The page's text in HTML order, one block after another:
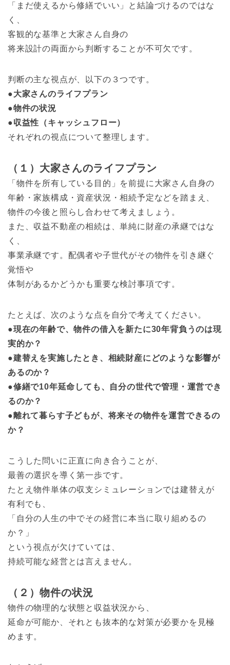
「まだ使えるから修繕でいい」と結論づけるのではな
く、
客観的な基準と大家さん自身の
将来設計の両面から判断することが不可欠です。
判断の主な視点が、以下の３つです。
●大家さんのライフプラン
●物件の状況
●収益性（キャッシュフロー）
それぞれの視点について整理します。
（１）大家さんのライフプラン
「物件を所有している目的」を前提に大家さん自身の
年齢・家族構成・資産状況・相続予定などを踏まえ、
物件の今後と照らし合わせて考えましょう。
また、収益不動産の相続は、単純に財産の承継ではな
く、
事業承継です。配偶者や子世代がその物件を引き継ぐ
覚悟や
体制があるかどうかも重要な検討事項です。
たとえば、次のような点を自分で考えてください。
●現在の年齢で、物件の借入を新たに30年背負うのは現
実的か？
●建替えを実施したとき、相続財産にどのような影響が
あるのか？
●修繕で10年延命しても、自分の世代で管理・運営でき
るのか？
●離れて暮らす子どもが、将来その物件を運営できるの
か？
こうした問いに正直に向き合うことが、
最善の選択を導く第一歩です。
たとえ物件単体の収支シミュレーションでは建替えが
有利でも、
「自分の人生の中でその経営に本当に取り組めるの
か？」
という視点が欠けていては、
持続可能な経営とは言えません。
（２）物件の状況
物件の物理的な状態と収益状況から、
延命が可能か、それとも抜本的な対策が必要かを見極
めます。